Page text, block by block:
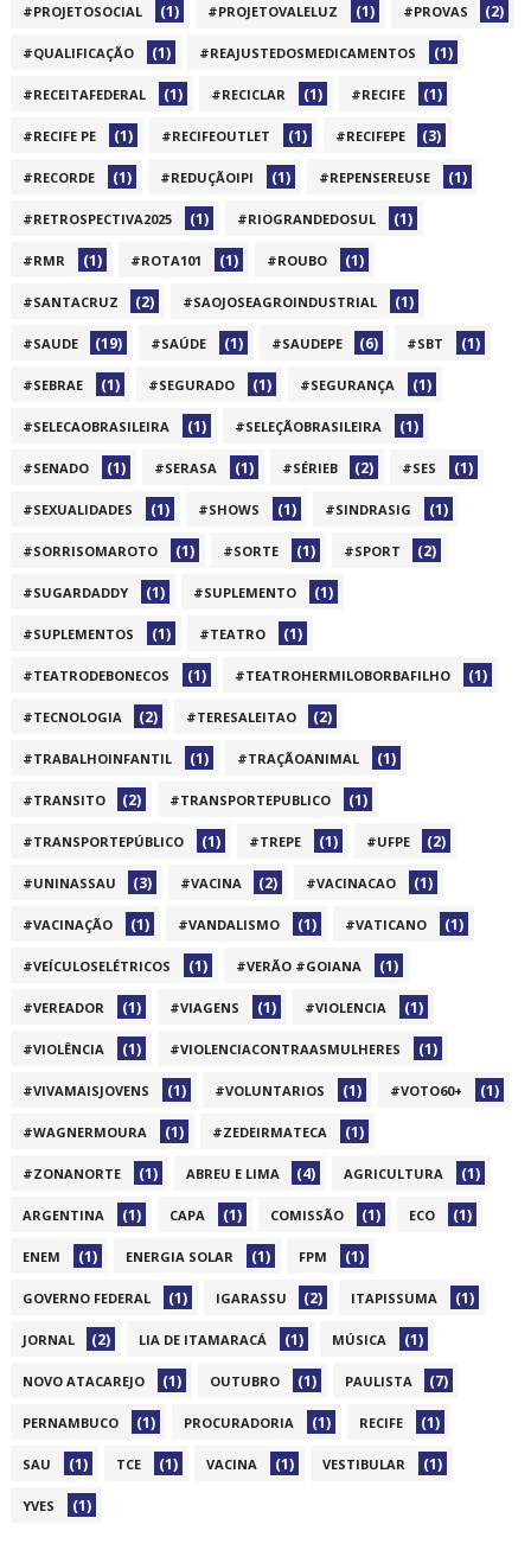
#PROJETOSOCIAL (1) #PROJETOVALELUZ (1) #PROVAS (2)
#QUALIFICAÇÃO (1) #REAJUSTEDOSMEDICAMENTOS (1)
#RECEITAFEDERAL (1) #RECICLAR (1) #RECIFE (1)
#RECIFE PE (1) #RECIFEOUTLET (1) #RECIFEPE (3)
#RECORDE (1) #REDUÇÃOIPI (1) #REPENSEREUSE (1)
#RETROSPECTIVA2025 (1) #RIOGRANDEDOSUL (1)
#RMR (1) #ROTA101 (1) #ROUBO (1)
#SANTACRUZ (2) #SAOJOSEAGROINDUSTRIAL (1)
#SAUDE (19) #SAÚDE (1) #SAUDEPE (6) #SBT (1)
#SEBRAE (1) #SEGURADO (1) #SEGURANÇA (1)
#SELECAOBRASILEIRA (1) #SELEÇÃOBRASILEIRA (1)
#SENADO (1) #SERASA (1) #SÉRIEB (2) #SES (1)
#SEXUALIDADES (1) #SHOWS (1) #SINDRASIG (1)
#SORRISOMAROTO (1) #SORTE (1) #SPORT (2)
#SUGARDADDY (1) #SUPLEMENTO (1)
#SUPLEMENTOS (1) #TEATRO (1)
#TEATRODEBONECOS (1) #TEATROHERMILOBORBAFILHO (1)
#TECNOLOGIA (2) #TERESALEITAO (2)
#TRABALHOINFANTIL (1) #TRAÇÃOANIMAL (1)
#TRANSITO (2) #TRANSPORTEPUBLICO (1)
#TRANSPORTEPÚBLICO (1) #TREPE (1) #UFPE (2)
#UNINASSAU (3) #VACINA (2) #VACINACAO (1)
#VACINAÇÃO (1) #VANDALISMO (1) #VATICANO (1)
#VEÍCULOSELÉTRICOS (1) #VERÃO #GOIANA (1)
#VEREADOR (1) #VIAGENS (1) #VIOLENCIA (1)
#VIOLÊNCIA (1) #VIOLENCIACONTRAASMULHERES (1)
#VIVAMAISJOVENS (1) #VOLUNTARIOS (1) #VOTO60+ (1)
#WAGNERMOURA (1) #ZEDEIRMATECA (1)
#ZONANORTE (1) ABREU E LIMA (4) AGRICULTURA (1)
ARGENTINA (1) CAPA (1) COMISSÃO (1) ECO (1)
ENEM (1) ENERGIA SOLAR (1) FPM (1)
GOVERNO FEDERAL (1) IGARASSU (2) ITAPISSUMA (1)
JORNAL (2) LIA DE ITAMARACÁ (1) MÚSICA (1)
NOVO ATACAREJO (1) OUTUBRO (1) PAULISTA (7)
PERNAMBUCO (1) PROCURADORIA (1) RECIFE (1)
SAU (1) TCE (1) VACINA (1) VESTIBULAR (1)
YVES (1)